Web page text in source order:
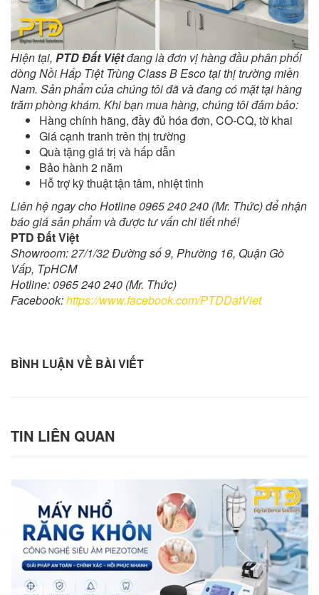
Hiện tại, PTD Đất Việtđang là đơn vị hàng đầu phân phối
dòng Nồi Hấp Tiệt Trùng Class B Esco tại thị trường miền
Nam. Sản phẩm của chúng tôi đã và đang có mặt tại hàng
trăm phòng khám. Khi bạn mua hàng, chúng tôi đảm bảo:
Hàng chính hãng, đầy đủ hóa đơn, CO-CQ, tờ khai
Giá cạnh tranh trên thị trường
Quà tặng giá trị và hấp dẫn
Bảo hành 2 năm
Hỗ trợ kỹ thuật tận tâm, nhiệt tình
Liên hệ ngay cho Hotline 0965 240 240 (Mr. Thức) để nhận
báo giá sản phẩm và được tư vấn chi tiết nhé!
PTD Đất Việt
Showroom: 27/1/32 Đường số 9, Phường 16, Quận Gò
Vấp, TpHCM
Hotline: 0965 240 240 (Mr. Thức)
Facebook:https://www.facebook.com/PTDDatViet
BÌNH LUẬN VỀ BÀI VIẾT
TIN LIÊN QUAN